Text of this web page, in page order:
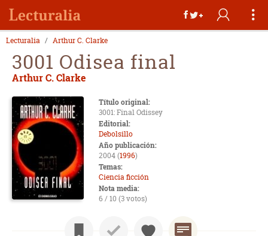
Lecturalia Arthur C. Clarke
3001 Odisea final
Arthur C. Clarke
Título original:
3001: Final Odissey
Editorial:
Debolsillo
Año publicación:
2004 (1996)
Temas:
Ciencia ficción
Nota media:
6 / 10 (3 votos)